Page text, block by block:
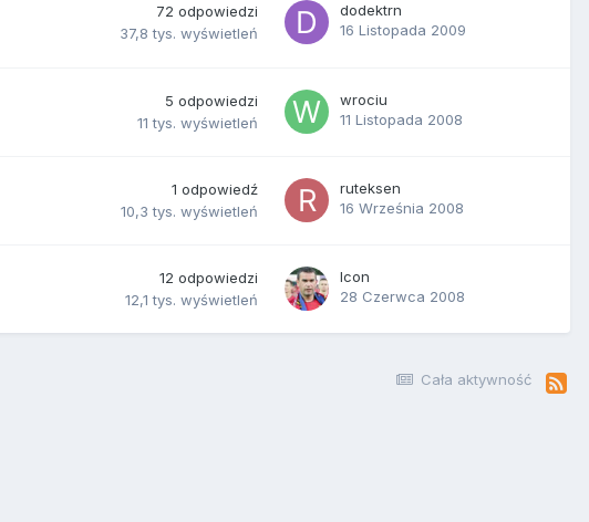
72 odpowiedzi
37,8 tys. wyświetleń
dodektrn
16 Listopada 2009
5 odpowiedzi
11 tys. wyświetleń
wrociu
11 Listopada 2008
1 odpowiedź
10,3 tys. wyświetleń
ruteksen
16 Września 2008
12 odpowiedzi
12,1 tys. wyświetleń
Icon
28 Czerwca 2008
Cała aktywność